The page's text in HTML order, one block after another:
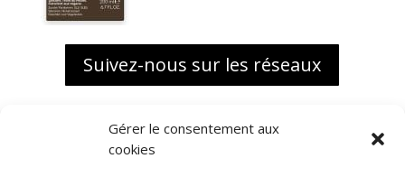
Gérer le consentement aux
cookies
Suivez-nous sur les réseaux